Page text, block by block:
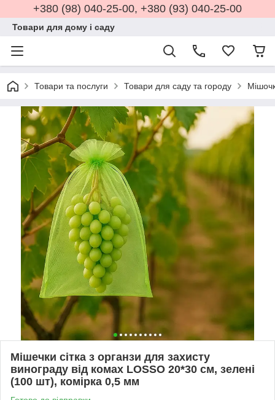
+380 (98) 040-25-00, +380 (93) 040-25-00
Товари для дому і саду
Товари та послуги Товари для саду та городу
Мішечки сітка з органзи для захисту
винограду від комах LOSSO 20*30 см, зелені
(100 шт), комірка 0,5 мм